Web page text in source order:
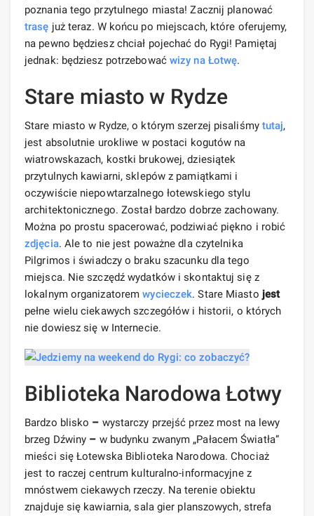
poznania tego przytulnego miasta! Zacznij planować
trasę już teraz. W końcu po miejscach, które oferujemy,
na pewno będziesz chciał pojechać do Rygi! Pamiętaj
jednak: będziesz potrzebować wizy na Łotwę.
Stare miasto w Rydze
Stare miasto w Rydze, o którym szerzej pisaliśmy tutaj,
jest absolutnie urokliwe w postaci kogutów na
wiatrowskazach, kostki brukowej, dziesiątek
przytulnych kawiarni, sklepów z pamiątkami i
oczywiście niepowtarzalnego łotewskiego stylu
architektonicznego. Został bardzo dobrze zachowany.
Można po prostu spacerować, podziwiać piękno i robić
zdjęcia. Ale to nie jest poważne dla czytelnika
Pilgrimos i świadczy o braku szacunku dla tego
miejsca. Nie szczędź wydatków i skontaktuj się z
lokalnym organizatoremwycieczek. Stare Miasto jest
pełne wielu ciekawych szczegółów i historii, o których
nie dowiesz się w Internecie.
Biblioteka Narodowa Łotwy
Bardzo blisko – wystarczy przejść przez most na lewy
brzeg Dźwiny – w budynku zwanym „Pałacem Światła”
mieści się Łotewska Biblioteka Narodowa. Chociaż
jest to raczej centrum kulturalno-informacyjne z
mnóstwem ciekawych rzeczy. Na terenie obiektu
znajduje się kawiarnia, sala gier planszowych, strefa